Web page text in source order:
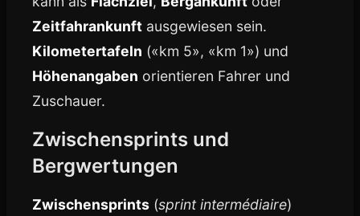
Zeitfahrankunft ausgewiesen sein.
Kilometertafeln («km 5», «km 1») und
Höhenangaben orientieren Fahrer und
Zuschauer.
Zwischensprints und
Bergwertungen
Zwischensprints (sprint intermédiaire)